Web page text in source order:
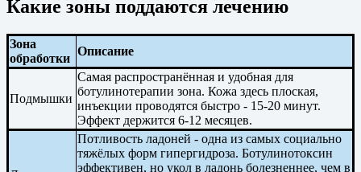
Какие зоны поддаются лечению
Зона
обработки
Описание
Подмышки
Самая распространённая и удобная для
ботулинотерапии зона. Кожа здесь плоская,
инъекции проводятся быстро - 15-20 минут.
Эффект держится 6-12 месяцев.
Потливость ладоней - одна из самых социально
тяжёлых форм гипергидроза. Ботулинотоксин
эффективен, но укол в ладонь болезненнее, чем в